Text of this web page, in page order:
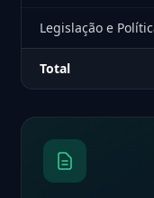
Legislação e
Total